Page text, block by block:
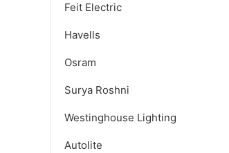
Feit Electric
Havells
Osram
Surya Roshni
Westinghouse Lighting
Autolite